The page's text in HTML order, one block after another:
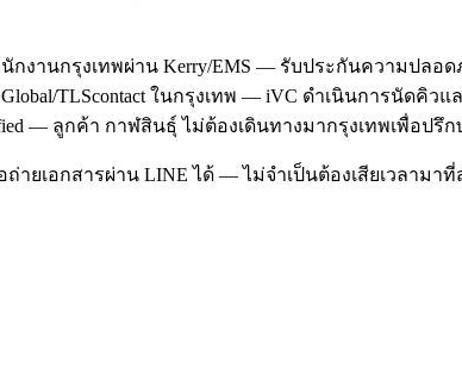
งานกรุงเทพผ่าน Kerry/EMS — รับประกันความปลอด
TLScontact ในกรุงเทพ — iVC ดำเนินการนัดคิว
— ลูกค้า กาฬสินธุ์ ไม่ต้องเดินทางมากรุงเทพเพื่อปรึก
ยเอกสารผ่าน LINE ได้ — ไม่จำเป็นต้องเสียเวลามา